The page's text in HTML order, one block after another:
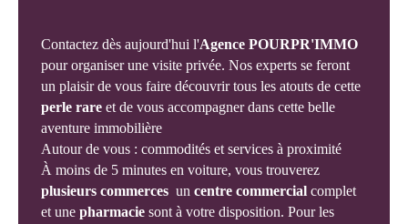
Contactez dès aujourd'hui l'Agence POURPR'IMMO
pour organiser une visite privée. Nos experts se feront
un plaisir de vous faire découvrir tous les atouts de cette
perle rare et de vous accompagner dans cette belle
aventure immobilière
Autour de vous : commodités et services à proximité
À moins de 5 minutes en voiture, vous trouverez
plusieurs commerces un centre commercial complet
et une pharmacie sont à votre disposition. Pour les